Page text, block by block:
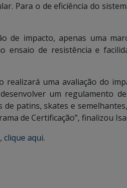
Para o de eficiência do
de impacto, apenas uma
ensaio de resistência e
realizará uma avaliação do
um regulamento
patins, skates e
de Certificação”, finalizou
clique aqui.